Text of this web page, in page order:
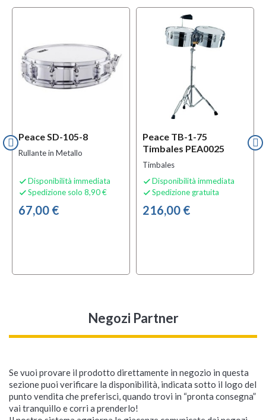
Peace SD-105-8
Rullante in Metallo
 Disponibilità immediata
 Spedizione solo 8,90 €
67,00 €
Peace TB-1-75
Timbales PEA0025
Timbales
 Disponibilità immediata
 Spedizione gratuita
216,00 €
Negozi Partner
Se vuoi provare il prodotto direttamente in negozio in questa
sezione puoi verificare la disponibilità, indicata sotto il logo del
punto vendita che preferisci, quando trovi in “pronta consegna”
vai tranquillo e corri a prenderlo!